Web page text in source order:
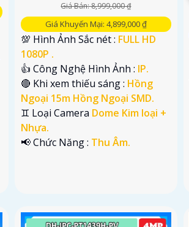
Giá Bán: 8,999,000 ₫
Giá Khuyến Mại: 4,899,000 ₫
💯 Hình Ảnh Sắc nét : FULL HD
1080P .
👍 Công Nghệ Hình Ảnh : IP.
🔴 Khi xem thiếu sáng : Hồng
Ngoại 15m Hồng Ngoại SMD.
♊ Loại Camera Dome Kim loại +
Nhựa.
️📢 Chức Năng : Thu Âm.